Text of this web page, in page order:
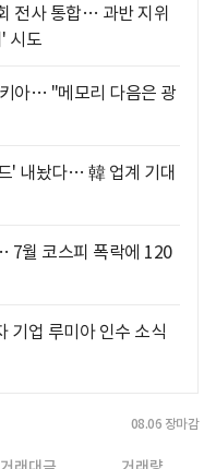
전사 통합… 과반 지위
시도
아… "메모리 다음은 광
' 내놨다… 韓 업계 기대
7월 코스피 폭락에 120
기업 루미아 인수 소식
08.06 장마감